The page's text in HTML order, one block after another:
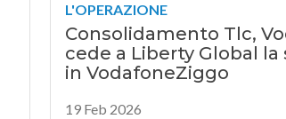
L'OPERAZIONE
Consolidamento Tlc,
cede a Liberty Global la
in VodafoneZiggo
19 Feb 2026